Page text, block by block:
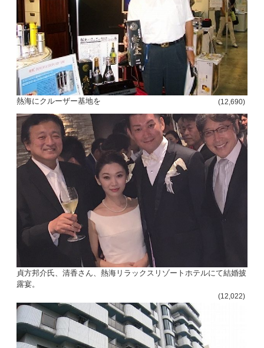
熱海にクルーザー基地を (12,690)
貞方邦介氏、清香さん、熱海リラックスリゾートホテルにて結婚披
露宴。
(12,022)